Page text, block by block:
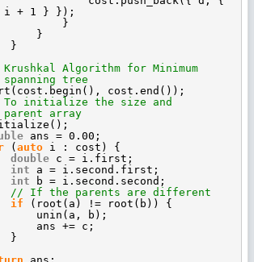
i + 1 } });
}
}
}
Algorithm for Minimum
tree
cost.end());
initialize the size and
array
ans = 0.00;
( auto i : cost) {
double c = i.first;
int
a = i.second.first;
int
b = i.second.second;
// If the parents are different
if
(root(a) != root(b)) {
unin(a, b);
ans += c;
}